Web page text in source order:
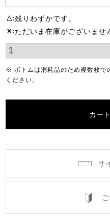
△ 残りわずかです。
✕ ただいま在庫がございませ
※ ボトムは消耗品のため複数枚で
ください。
カー
サ